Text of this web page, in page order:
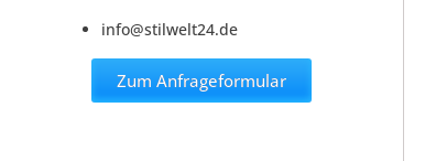
info@stilwelt24.de
Zum Anfrageformular